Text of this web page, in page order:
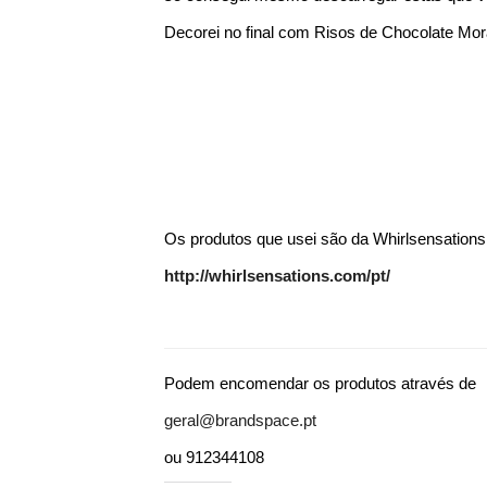
Decorei no final com Risos de Chocolate
Os produtos que usei são da Whirlsensations
http://whirlsensations.com/pt/
Podem encomendar os produtos através de
geral@brandspace.pt
ou 912344108